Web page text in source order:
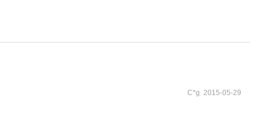
C*g 2015-05-29